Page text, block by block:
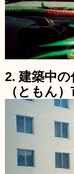
2. 建築中
（ともん